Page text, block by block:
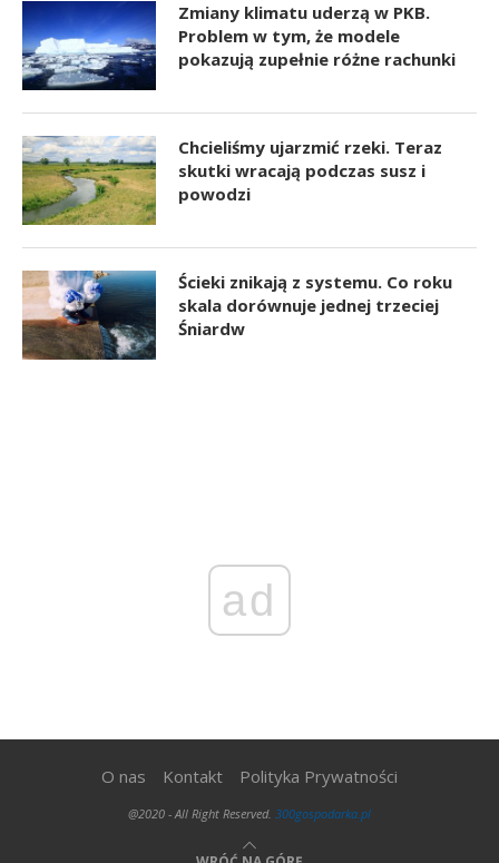
Zmiany klimatu uderzą w PKB.
Problem w tym, że modele
pokazują zupełnie różne rachunki
Chcieliśmy ujarzmić rzeki. Teraz
skutki wracają podczas susz i
powodzi
Ścieki znikają z systemu. Co roku
skala dorównuje jednej trzeciej
Śniardw
ad
O nas Kontakt Polityka Prywatności
@2020 - All Right Reserved. 300gospodarka.pl